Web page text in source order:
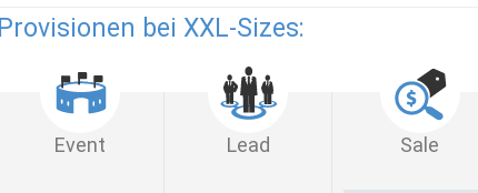
Provisionen bei XXL-Sizes:
Event Lead Sale